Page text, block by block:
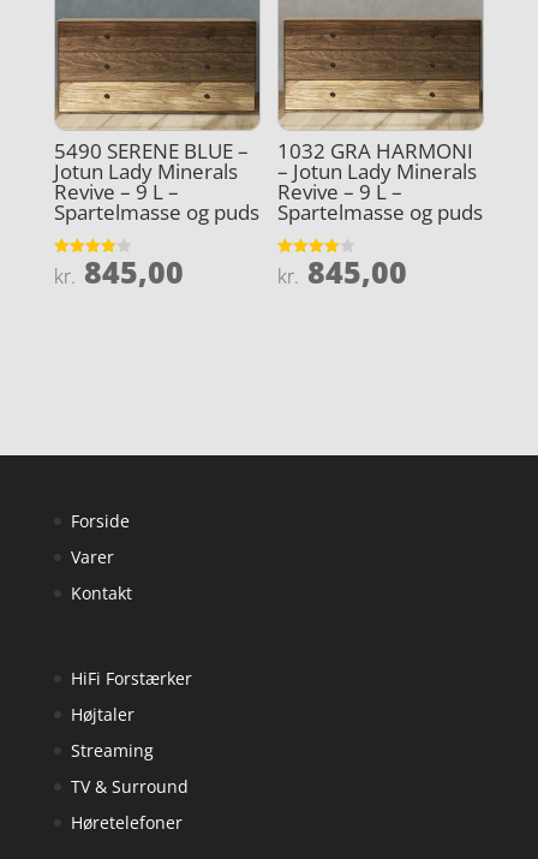
5490 SERENE BLUE –
Jotun Lady Minerals
Revive – 9 L –
Spartelmasse og puds
Vurderet
4.1
kr. 845,00
1032 GRA HARMONI
– Jotun Lady Minerals
Revive – 9 L –
Spartelmasse og puds
Vurderet
4
kr. 845,00
Forside
Varer
Kontakt
HiFi Forstærker
Højtaler
Streaming
TV & Surround
Høretelefoner